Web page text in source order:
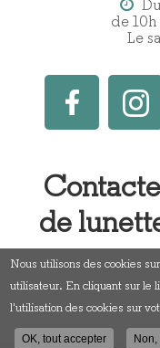
de 10h
Le
de
Nous utilisons des cookies
utilisateur. En cliquant sur le
l'utilisation des cookies sur
OK, tout accepter